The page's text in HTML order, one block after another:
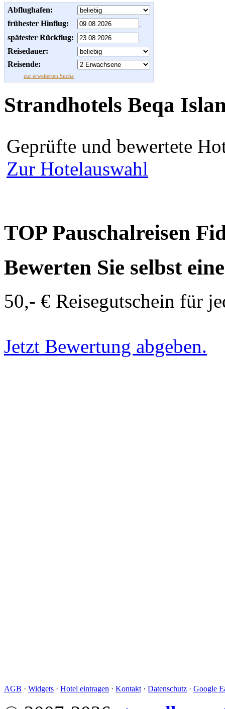
Abflughafen:
frühester Hinflug:
spätester Rückflug:
Reisedauer:
Reisende:
zur erweiterten Suche
Strandhotels Beqa
Geprüfte und bewertete
Zur Hotelauswahl
TOP Pauschalreisen
Bewerten Sie selbst
50,- € Reisegutschein für
Jetzt Bewertung abgeben.
AGB · Widgets · Hotel eintragen · Kontakt · Datenschutz · Google